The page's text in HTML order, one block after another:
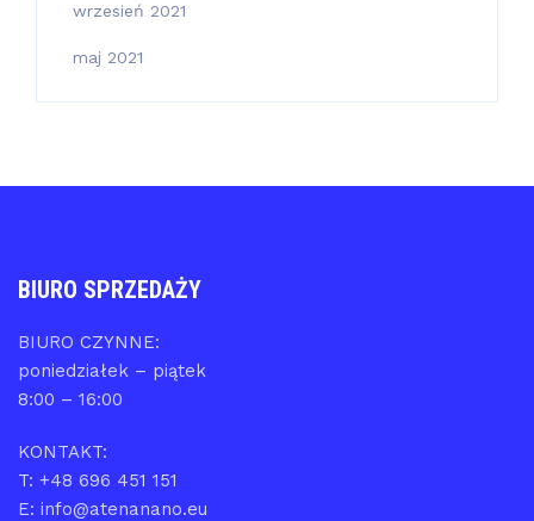
wrzesień 2021
maj 2021
BIURO SPRZEDAŻY
BIURO CZYNNE:
poniedziałek – piątek
8:00 – 16:00
KONTAKT:
T: +48 696 451 151
E: info@atenanano.eu